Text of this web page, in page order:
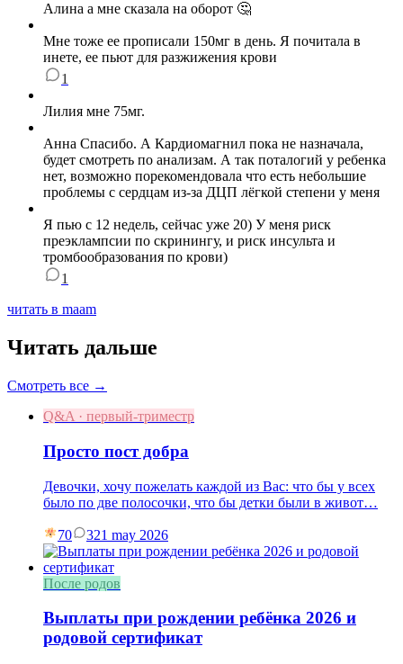
Алина а мне сказала на оборот 🤔
Мне тоже ее прописали 150мг в день. Я почитала в
инете, ее пьют для разжижения крови
1
Лилия мне 75мг.
Анна Спасибо. А Кардиомагнил пока не назначала,
будет смотреть по анализам. А так поталогий у ребенка
нет, возможно порекомендовала что есть небольшие
проблемы с сердцам из-за ДЦП лёгкой степени у меня
Я пью с 12 недель, сейчас уже 20) У меня риск
преэклампсии по скринингу, и риск инсульта и
тромбообразования по крови)
1
читать в maam
Читать дальше
Смотреть все →
Q&A · первый-триместр
Просто пост добра
Девочки, хочу пожелать каждой из Вас: что бы у всех
было по две полосочки, что бы детки были в живот…
70 321 may 2026
После родов
Выплаты при рождении ребёнка 2026 и
родовой сертификат